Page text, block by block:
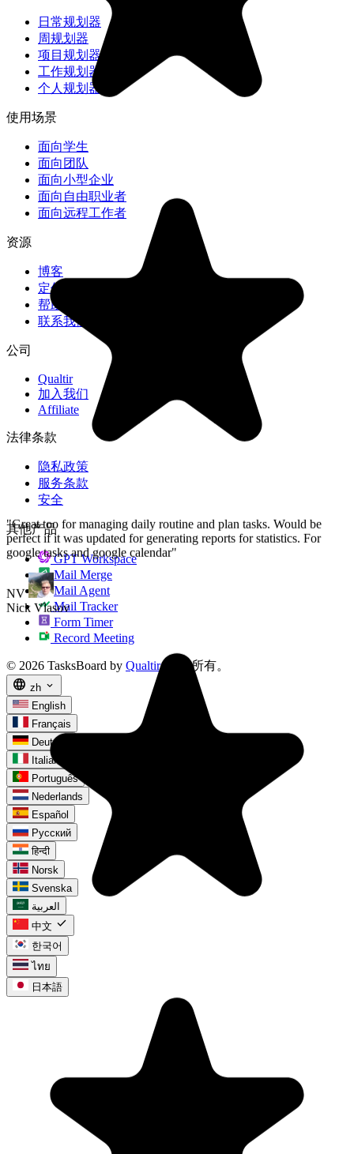
"Great too for managing daily routine and plan tasks. Would be
perfect if it was updated for generating reports for statistics. For
google tasks and google calendar"
NV
Nick Vlasov
日常规划器
周规划器
项目规划器
工作规划器
个人规划器
使用场景
面向学生
面向团队
面向小型企业
面向自由职业者
面向远程工作者
资源
博客
定价
帮助中心
联系我们
公司
Qualtir
加入我们
Affiliate
法律条款
隐私政策
服务条款
安全
其他产品
GPT Workspace
Mail Merge
Mail Agent
Mail Tracker
Form Timer
Record Meeting
© 2026 TasksBoard by Qualtir. 版权所有。
language zh expand_more
English
Français
Deutsch
Italiano
Português
Nederlands
Español
Русский
हिन्दी
Norsk
Svenska
العربية
中文 check
한국어
ไทย
日本語